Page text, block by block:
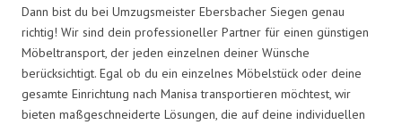
Dann bist du bei Umzugsmeister Ebersbacher Siegen genau
richtig! Wir sind dein professioneller Partner für einen günstigen
Möbeltransport, der jeden einzelnen deiner Wünsche
berücksichtigt. Egal ob du ein einzelnes Möbelstück oder deine
gesamte Einrichtung nach Manisa transportieren möchtest, wir
bieten maßgeschneiderte Lösungen, die auf deine individuellen